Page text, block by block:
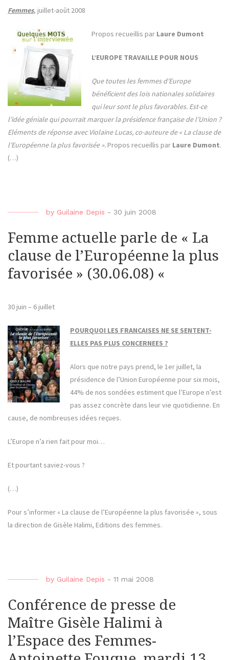
Femmes, juillet-août 2008
Propos recueillis par Laure Dumont
L’EUROPE TRAVAILLE POUR NOUS
Que toutes les femmes d’Europe
bénéficient des lois nationales solidaires
qui leur sont le plus favorables. Est-ce
l’idée géniale qui pourrait marquer la présidence française de l’Union ?
Eléments de réponse avec Violaine Lucas, co-auteure de « La clause de
l’Européenne la plus favorisée ». Propos recueillis par Laure Dumont.
(…)
by Guilaine Depis - 30 juin 2008
Femme actuelle parle de « La
clause de l’Européenne la plus
favorisée » (30.06.08) «
30 juin – 6 juillet
POURQUOI LES FRANCAISES NE SE SENTENT-
ELLES PAS PLUS CONCERNEES ?
Alors que notre pays prend, le 1er juillet, la
présidence de l’Union Européenne pour six mois,
44% de nos sondées estiment que l’Europe n’est
pas assez concrète dans leur vie quotidienne. En
cause, de nombreuses idées reçues.
L’Europe n’a rien fait pour moi…
Et pourtant saviez-vous ?
(…)
Pour s’informer « La clause de l’Européenne la plus favorisée », sous
la direction de Gisèle Halimi, Editions des femmes.
by Guilaine Depis - 11 mai 2008
Conférence de presse de
Maître Gisèle Halimi à
l’Espace des Femmes-